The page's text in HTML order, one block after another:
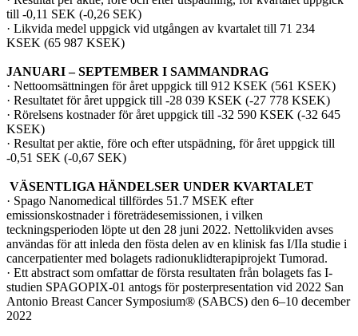
till -0,11 SEK (-0,26 SEK)
· Likvida medel uppgick vid utgången av kvartalet till 71 234
KSEK (65 987 KSEK)
JANUARI – SEPTEMBER I SAMMANDRAG
· Nettoomsättningen för året uppgick till 912 KSEK (561 KSEK)
· Resultatet för året uppgick till -28 039 KSEK (-27 778 KSEK)
· Rörelsens kostnader för året uppgick till -32 590 KSEK (-32 645
KSEK)
· Resultat per aktie, före och efter utspädning, för året uppgick till
-0,51 SEK (-0,67 SEK)
VÄSENTLIGA HÄNDELSER UNDER KVARTALET
· Spago Nanomedical tillfördes 51.7 MSEK efter
emissionskostnader i företrädesemissionen, i vilken
teckningsperioden löpte ut den 28 juni 2022. Nettolikviden avses
användas för att inleda den fösta delen av en klinisk fas I/IIa studie i
cancerpatienter med bolagets radionuklidterapiprojekt Tumorad.
· Ett abstract som omfattar de första resultaten från bolagets fas I-
studien SPAGOPIX-01 antogs för posterpresentation vid 2022 San
Antonio Breast Cancer Symposium® (SABCS) den 6–10 december
2022